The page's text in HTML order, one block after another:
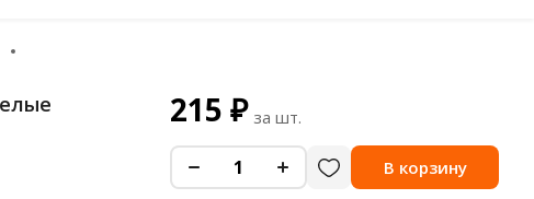
215 ₽ за шт.
- + В корзину